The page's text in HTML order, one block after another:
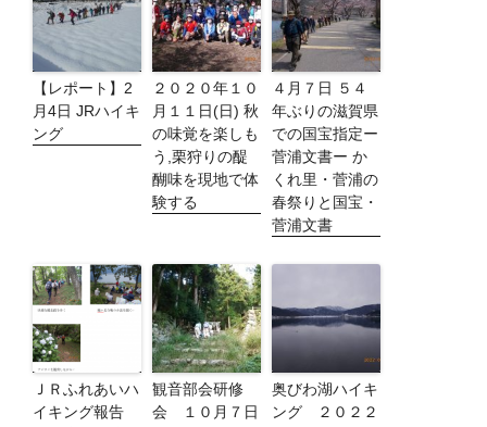
【レポート】2
月4日 JRハイキ
ング
２０２０年１０
月１１日(日) 秋
の味覚を楽しも
う,栗狩りの醍
醐味を現地で体
験する
４月７日 ５４
年ぶりの滋賀県
での国宝指定ー
菅浦文書ー か
くれ里・菅浦の
春祭りと国宝・
菅浦文書
ＪＲふれあいハ
イキング報告
観音部会研修
会 １０月７日
奥びわ湖ハイキ
ング ２０２２